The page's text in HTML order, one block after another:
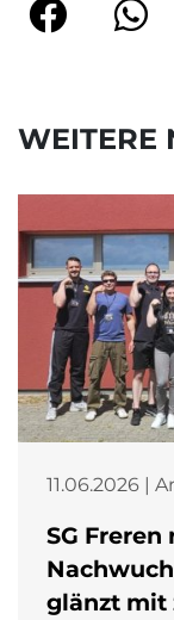
WEITERE
11.06.2026 |
SG
glänzt mit